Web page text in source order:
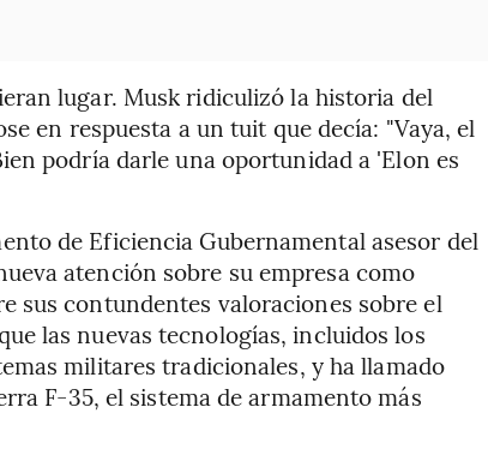
lugar. Musk ridiculizó la historia del
en respuesta a un tuit que decía: "Vaya, el
podría darle una oportunidad a 'Elon es
de Eficiencia Gubernamental asesor del
atención sobre su empresa como
sus contundentes valoraciones sobre el
las nuevas tecnologías, incluidos los
militares tradicionales, y ha llamado
F-35, el sistema de armamento más